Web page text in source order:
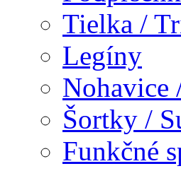
Tielka /
Legíny
Nohavice
Šortky /
Funkčné